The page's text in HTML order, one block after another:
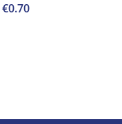
€0.70